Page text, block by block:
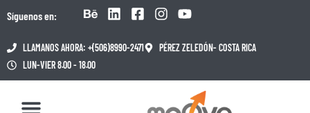
Síguenos en:
LLAMANOS AHORA: +(506)8990-2471
PÉREZ ZELEDÓN- COSTA RICA
LUN-VIER 8.00 - 18.00